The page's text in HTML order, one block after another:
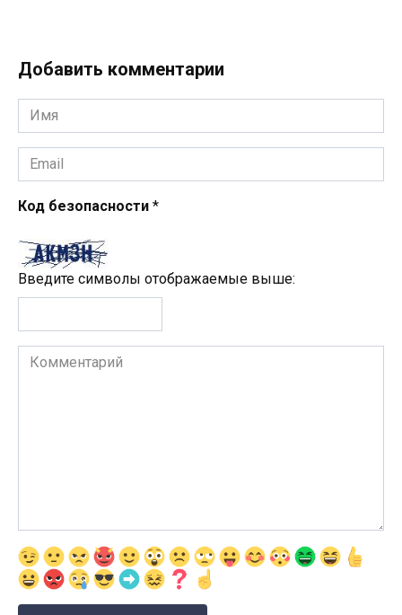
Добавить комментарии
Имя
*
Email
*
Код безопасности *
Введите символы отображаемые выше:
Комментарий